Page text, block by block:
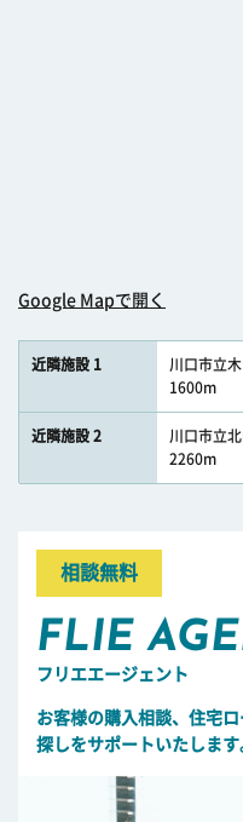
Google Mapで開く
近隣施設 1
川口市立
1600m
近隣施設 2
川口市立
2260m
相談無料
FLIE
フリエエージェント
お客様の購入相談、住宅
探しをサポートいたします